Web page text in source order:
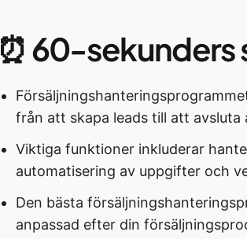
⏰ 60-
från att skapa leads till att avsluta
Viktiga funktioner inkluderar
automatisering av uppgifter och
Den bästa
anpassad efter din